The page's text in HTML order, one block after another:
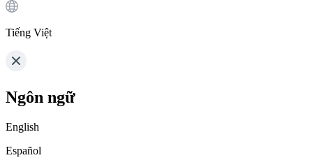
Tiếng Việt
Ngôn ngữ
English
Español